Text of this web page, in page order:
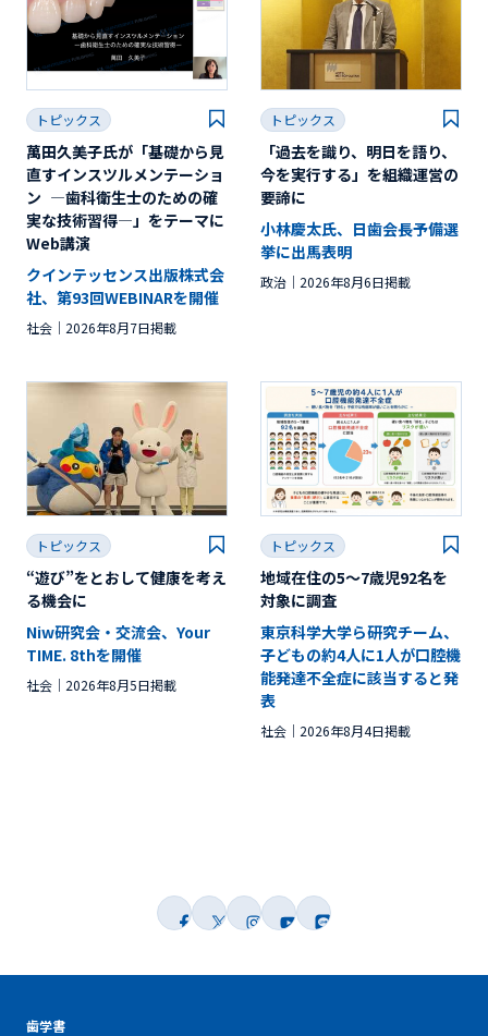
トピックス
萬田久美子氏が「基礎から見
直すインスツルメンテーショ
ン ―歯科衛生士のための確
実な技術習得―」をテーマに
Web講演
クインテッセンス出版株式会
社、第93回WEBINARを開催
社会 2026年8月7日掲載
トピックス
「過去を識り、明日を語り、
今を実行する」を組織運営の
要諦に
小林慶太氏、日歯会長予備選
挙に出馬表明
政治 2026年8月6日掲載
トピックス
“遊び”をとおして健康を考え
る機会に
Niw研究会・交流会、Your
TIME. 8thを開催
社会 2026年8月5日掲載
トピックス
地域在住の5～7歳児92名を
対象に調査
東京科学大学ら研究チーム、
子どもの約4人に1人が口腔機
能発達不全症に該当すると発
表
社会 2026年8月4日掲載
歯学書